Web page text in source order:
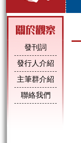
發刊詞
發行人介紹
主筆群介紹
聯絡我們